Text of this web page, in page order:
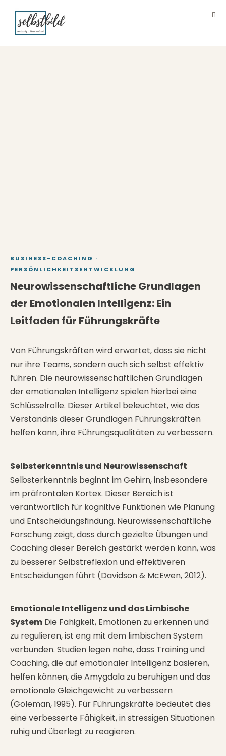
BUSINESS-COACHING ·
PERSÖNLICHKEITSENTWICKLUNG
Neurowissenschaftliche Grundlagen
der Emotionalen Intelligenz: Ein
Leitfaden für Führungskräfte
Von Führungskräften wird erwartet, dass sie nicht
nur ihre Teams, sondern auch sich selbst effektiv
führen. Die neurowissenschaftlichen Grundlagen
der emotionalen Intelligenz spielen hierbei eine
Schlüsselrolle. Dieser Artikel beleuchtet, wie das
Verständnis dieser Grundlagen Führungskräften
helfen kann, ihre Führungsqualitäten zu verbessern.
Selbsterkenntnis und Neurowissenschaft
Selbsterkenntnis beginnt im Gehirn, insbesondere
im präfrontalen Kortex. Dieser Bereich ist
verantwortlich für kognitive Funktionen wie Planung
und Entscheidungsfindung. Neurowissenschaftliche
Forschung zeigt, dass durch gezielte Übungen und
Coaching dieser Bereich gestärkt werden kann, was
zu besserer Selbstreflexion und effektiveren
Entscheidungen führt (Davidson & McEwen, 2012).
Emotionale Intelligenz und das Limbische
System Die Fähigkeit, Emotionen zu erkennen und
zu regulieren, ist eng mit dem limbischen System
verbunden. Studien legen nahe, dass Training und
Coaching, die auf emotionaler Intelligenz basieren,
helfen können, die Amygdala zu beruhigen und das
emotionale Gleichgewicht zu verbessern
(Goleman, 1995). Für Führungskräfte bedeutet dies
eine verbesserte Fähigkeit, in stressigen Situationen
ruhig und überlegt zu reagieren.